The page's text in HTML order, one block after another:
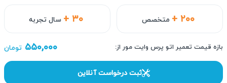
+ ۲۰۰ متخصص + ۳۰ سال تجربه
بازه قیمت تعمیر اتو پرس وایت مور از: ۵۵۰,۰۰۰ تومان
ثبت درخواست آنلاین